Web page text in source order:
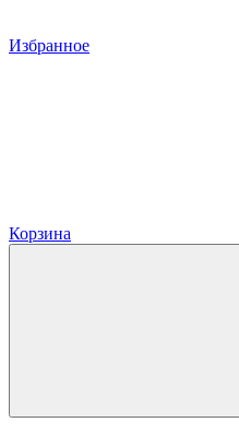
Избранное
Корзина